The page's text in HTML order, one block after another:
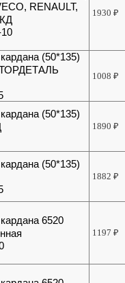
RENAULT,
1930₽
(50*135)
1008₽
(50*135)
1890₽
(50*135)
1882₽
6520
1197₽